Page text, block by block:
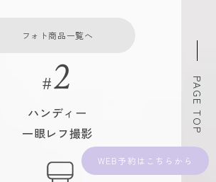
WEB予約
フォト商品一覧へ
ハンディー
一眼レフ撮影
PAGE TOP